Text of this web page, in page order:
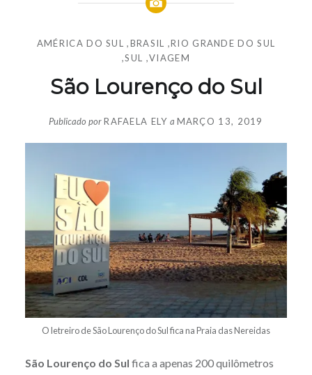
AMÉRICA DO SUL ,BRASIL ,RIO GRANDE DO SUL
,SUL ,VIAGEM
São Lourenço do Sul
Publicado porRAFAELA ELY a MARÇO 13, 2019
O letreiro de São Lourenço do Sul fica na Praia das Nereidas
São Lourenço do Sul fica a apenas 200 quilômetros